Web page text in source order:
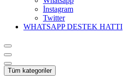
İnstagram
Twitter
WHATSAPP DESTEK HATTI
Tüm kategoriler